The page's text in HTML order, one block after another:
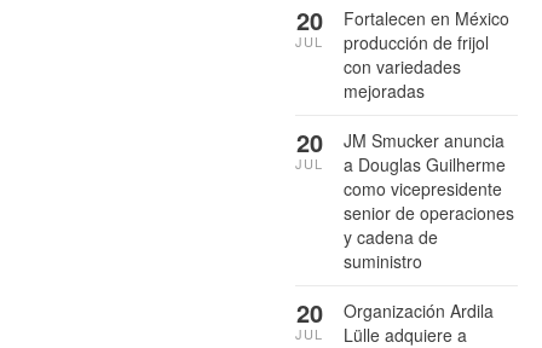
Fortalecen en México
producción de frijol
con variedades
mejoradas
20
JUL
JM Smucker anuncia
a Douglas Guilherme
como vicepresidente
senior de operaciones
y cadena de
suministro
20
JUL
Organización Ardila
Lülle adquiere a
20
JUL